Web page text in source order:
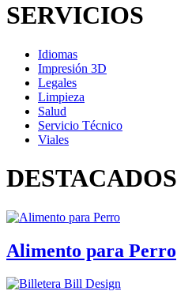
SERVICIOS
Idiomas
Impresión 3D
Legales
Limpieza
Salud
Servicio Técnico
Viales
DESTACADOS
Alimento para Perro